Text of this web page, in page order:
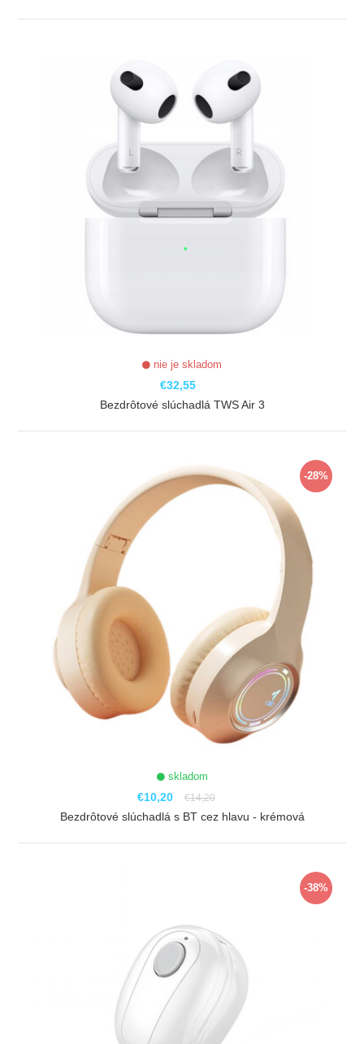
nie je skladom
€32,55
Bezdrôtové slúchadlá TWS Air 3
-28%
skladom
€10,20 €14,20
Bezdrôtové slúchadlá s BT cez hlavu - krémová
-38%